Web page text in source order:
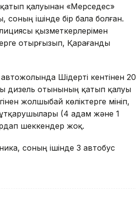
қалуынан «Мерседес»
ішінде бір бала болған.
қызметкерлерімен
отырғызып, Қарағанды
Шідерті кентінен 20
дизель отынының қатып қалуы
жолшыбай көліктерге мініп,
(4 адам және 1
шеккендер жоқ.
соның ішінде 3 автобус